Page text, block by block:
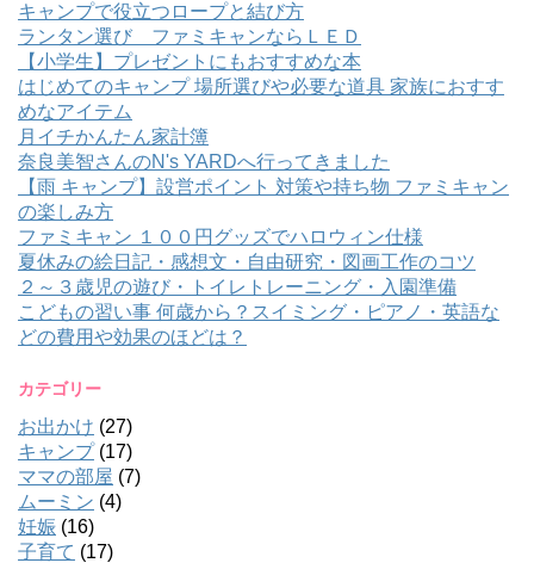
キャンプで役立つロープと結び方
ランタン選び ファミキャンならＬＥＤ
【小学生】プレゼントにもおすすめな本
はじめてのキャンプ 場所選びや必要な道具 家族におすす
めなアイテム
月イチかんたん家計簿
奈良美智さんのN's YARDへ行ってきました
【雨 キャンプ】設営ポイント 対策や持ち物 ファミキャン
の楽しみ方
ファミキャン １００円グッズでハロウィン仕様
夏休みの絵日記・感想文・自由研究・図画工作のコツ
２～３歳児の遊び・トイレトレーニング・入園準備
こどもの習い事 何歳から？スイミング・ピアノ・英語な
どの費用や効果のほどは？
カテゴリー
お出かけ (27)
キャンプ(17)
ママの部屋 (7)
ムーミン (4)
妊娠 (16)
子育て (17)